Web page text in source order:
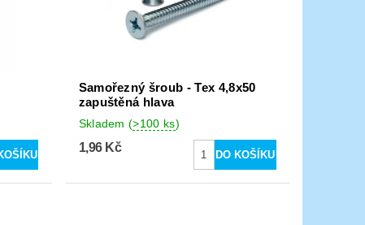
Samořezný šroub - Tex 4,8x50
zapuštěná hlava
Skladem(>100 ks)
1,96 Kč